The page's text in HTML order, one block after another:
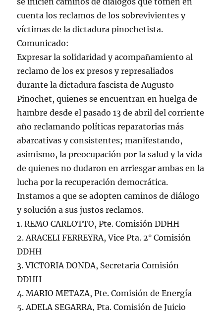
cuenta los reclamos de los sobrevivientes y
víctimas de la dictadura pinochetista.
Comunicado:
Expresar la solidaridad y acompañamiento al
reclamo de los ex presos y represaliados
durante la dictadura fascista de Augusto
Pinochet, quienes se encuentran en huelga de
hambre desde el pasado 13 de abril del corriente
año reclamando políticas reparatorias más
abarcativas y consistentes; manifestando,
asimismo, la preocupación por la salud y la vida
de quienes no dudaron en arriesgar ambas en la
lucha por la recuperación democrática.
Instamos a que se adopten caminos de diálogo
y solución a sus justos reclamos.
1. REMO CARLOTTO, Pte. Comisión DDHH
2. ARACELI FERREYRA, Vice Pta. 2° Comisión
DDHH
3. VICTORIA DONDA, Secretaria Comisión
DDHH
4. MARIO METAZA, Pte. Comisión de Energía
5. ADELA SEGARRA, Pta. Comisión de Juicio